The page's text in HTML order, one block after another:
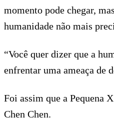
momento pode chegar,
humanidade não mais
“Você quer dizer que a
enfrentar uma ameaça de
Foi assim que a Pequena
Chen Chen.